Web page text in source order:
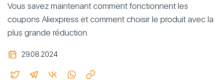
Vous savez maintenant comment fonctionnent les
coupons Aliexpress et comment choisir le produit avec la
plus grande réduction.
29.08.2024